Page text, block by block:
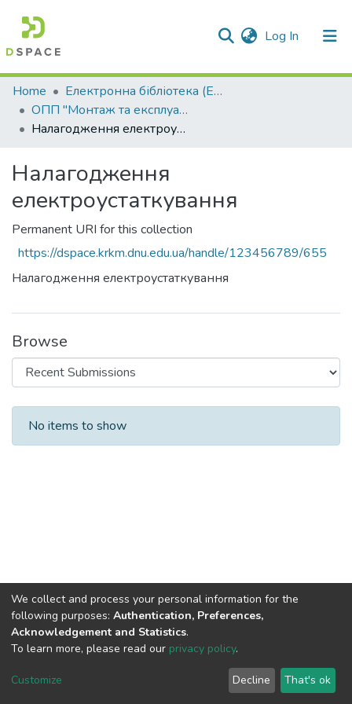
Log In (current)
Communities & Collections
All of DSpace
Home
Електронна бібліотека (E-Book)
ОПП "Монтаж та експлуатація електроустаткування підприємств та цивільних споруд"
Налагодження електроустаткування
Налагодження
електроустаткування
Permanent URI for this collection
https://dspace.krkm.dnu.edu.ua/handle/123456789/655
Налагодження електроустаткування
Browse
Recent Submissions
No items to show
DSpace software copyright © 2002-2026
Cookie
End User
Agreement
Send
Feedback
We collect and process your personal information for the
following purposes: Authentication, Preferences,
Acknowledgement and Statistics.
To learn more, please read our privacy policy.
Customize Decline That's ok